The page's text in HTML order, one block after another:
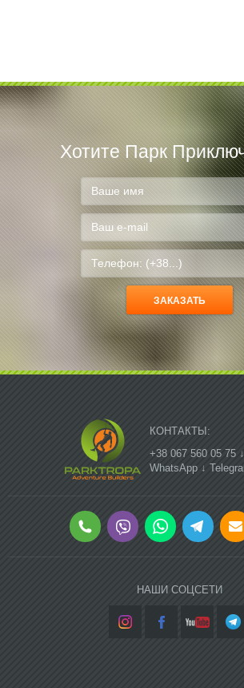
Хотите Парк
КОНТАКТЫ:
+38 067 560 05 75
WhatsApp ↓
НАШИ СОЦСЕТИ